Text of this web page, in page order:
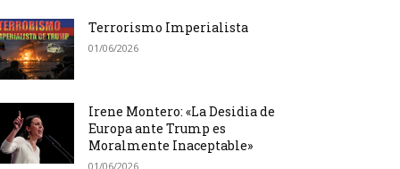
Terrorismo Imperialista
01/06/2026
Irene Montero: «La Desidia de
Europa ante Trump es
Moralmente Inaceptable»
01/06/2026